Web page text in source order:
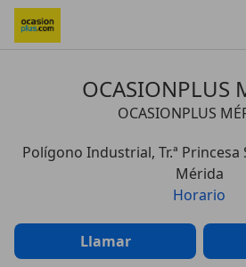
OCASIONPLUS
OCASIONPLUS
Polígono Industrial, Tr.ª Princesa
Mérida
Horario
Llamar